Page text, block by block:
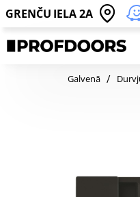
GRENČU IELA 2A
Galvenāhome